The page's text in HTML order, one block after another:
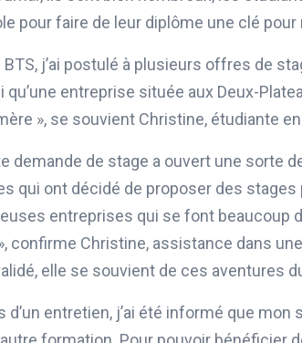
pour faire de leur diplôme une clé
BTS, j’ai postulé à plusieurs offres de
qu’une entreprise située aux Deux-
», se souvient Christine, étudiante
demande de stage a ouvert une sorte
qui ont décidé de proposer des stages
entreprises qui se font beaucoup
confirme Christine, assistance dans
elle se souvient de ces aventures
d’un entretien, j’ai été informé que